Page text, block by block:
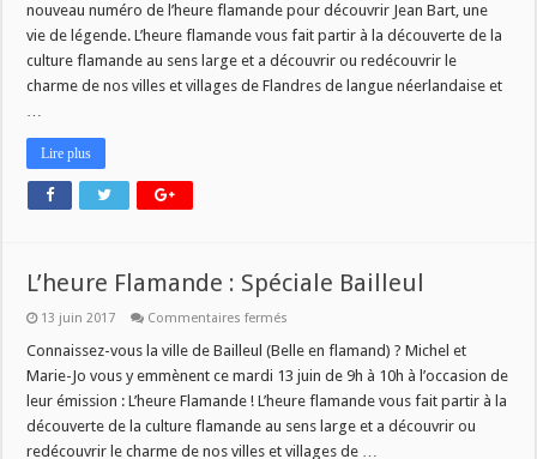
mardi
à
9h
nouveau numéro de l’heure flamande pour découvrir Jean Bart, une
vie de légende. L’heure flamande vous fait partir à la découverte de la
culture flamande au sens large et a découvrir ou redécouvrir le
charme de nos villes et villages de Flandres de langue néerlandaise et
…
Lire plus
L’heure Flamande : Spéciale Bailleul
13 juin 2017 Commentaires fermés
Flamande
Spéciale
Bailleul
Connaissez-vous la ville de Bailleul (Belle en flamand) ? Michel et
Marie-Jo vous y emmènent ce mardi 13 juin de 9h à 10h à l’occasion de
leur émission : L’heure Flamande ! L’heure flamande vous fait partir à la
découverte de la culture flamande au sens large et a découvrir ou
redécouvrir le charme de nos villes et villages de …